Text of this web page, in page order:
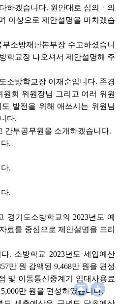
하겠습니다. 원안대로 심의ㆍ의
이상으로 제안설명을 마치겠습
부소방재난본부장 수고하셨습니
학교장 나오셔서 제안설명해 주
소방학교장 이재순입니다. 존경
회 위원장님 그리고 여러 위원
발전을 위해 애쓰시는 위원님
다.
간부공무원을 소개하겠습니다.
.
.
.
경기도소방학교의 2023년도 예
료를 중심으로 제안설명을 드리
. 소방학교 2023년도 세입예산
만 원 감액된 9,468만 원을 편성
및 이동통신중계기 임대사용료
만 원을 편성하였습니다.